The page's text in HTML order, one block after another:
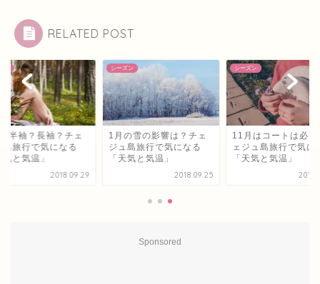
RELATED POST
半袖？長袖？チェ
島旅行で気になる
と気温」
2018.09.29
シーズン
1月の雪の影響は？チェ
ジュ島旅行で気になる
「天気と気温」
2018.09.25
シーズン
11月はコートは必要
ェジュ島旅行で気に
「天気と気温」
Sponsored